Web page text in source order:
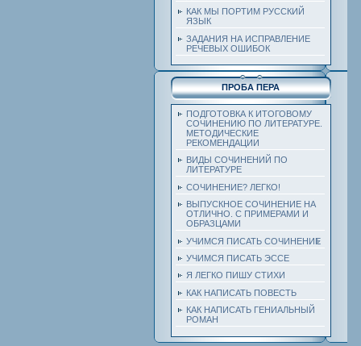
КАК МЫ ПОРТИМ РУССКИЙ
ЯЗЫК
ЗАДАНИЯ НА ИСПРАВЛЕНИЕ
РЕЧЕВЫХ ОШИБОК
ПРОБА ПЕРА
ПОДГОТОВКА К ИТОГОВОМУ
СОЧИНЕНИЮ ПО ЛИТЕРАТУРЕ.
МЕТОДИЧЕСКИЕ
РЕКОМЕНДАЦИИ
ВИДЫ СОЧИНЕНИЙ ПО
ЛИТЕРАТУРЕ
СОЧИНЕНИЕ? ЛЕГКО!
ВЫПУСКНОЕ СОЧИНЕНИЕ НА
ОТЛИЧНО. С ПРИМЕРАМИ И
ОБРАЗЦАМИ
УЧИМСЯ ПИСАТЬ СОЧИНЕНИЕ
УЧИМСЯ ПИСАТЬ ЭССЕ
Я ЛЕГКО ПИШУ СТИХИ
КАК НАПИСАТЬ ПОВЕСТЬ
КАК НАПИСАТЬ ГЕНИАЛЬНЫЙ
РОМАН